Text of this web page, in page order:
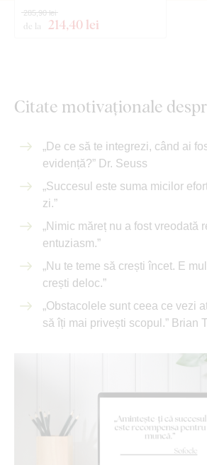
de la 214,40 lei
285,90 lei
Citate motivaționale
„De ce să te integrezi, când ai
evidență?” Dr. Seuss
„Succesul este suma micilor
zi.”
„Nimic măreț nu a fost vreodată
entuziasm.”
„Nu te teme să crești încet. E
crești deloc.”
„Obstacolele sunt ceea ce vezi
să îți mai privești scopul.” Brian